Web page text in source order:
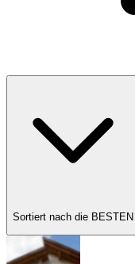
Sortiert nach die BESTEN